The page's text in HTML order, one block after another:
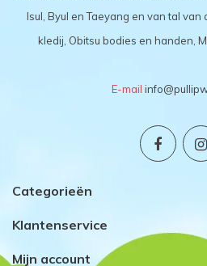
Isul, Byul en Taeyang en van tal
kledij, Obitsu bodies en handen,
E-mail
Categorieën
Klantenservice
Mijn account